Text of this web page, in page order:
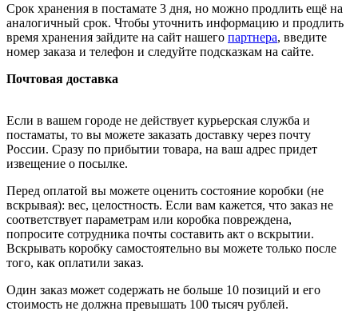
Срок хранения в постамате 3 дня, но можно продлить ещё на
аналогичный срок. Чтобы уточнить информацию и продлить
время хранения зайдите на сайт нашего партнера, введите
номер заказа и телефон и следуйте подсказкам на сайте.
Почтовая доставка
Если в вашем городе не действует курьерская служба и
постаматы, то вы можете заказать доставку через почту
России. Сразу по прибытии товара, на ваш адрес придет
извещение о посылке.
Перед оплатой вы можете оценить состояние коробки (не
вскрывая): вес, целостность. Если вам кажется, что заказ не
соответствует параметрам или коробка повреждена,
попросите сотрудника почты составить акт о вскрытии.
Вскрывать коробку самостоятельно вы можете только после
того, как оплатили заказ.
Один заказ может содержать не больше 10 позиций и его
стоимость не должна превышать 100 тысяч рублей.